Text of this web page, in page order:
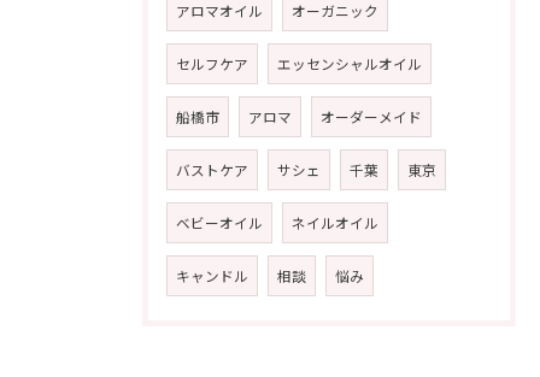
アロマオイル オーガニック
セルフケア エッセンシャルオイル
船橋市 アロマ オーダーメイド
バストケア サシェ 千葉 東京
ベビーオイル ネイルオイル
キャンドル 相談 悩み